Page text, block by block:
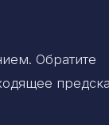
Обратите